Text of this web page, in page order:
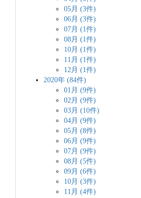
05月 (3件)
06月 (3件)
07月 (1件)
08月 (1件)
10月 (1件)
11月 (1件)
12月 (1件)
2020年 (84件)
01月 (9件)
02月 (9件)
03月 (10件)
04月 (9件)
05月 (8件)
06月 (9件)
07月 (9件)
08月 (5件)
09月 (6件)
10月 (3件)
11月 (4件)